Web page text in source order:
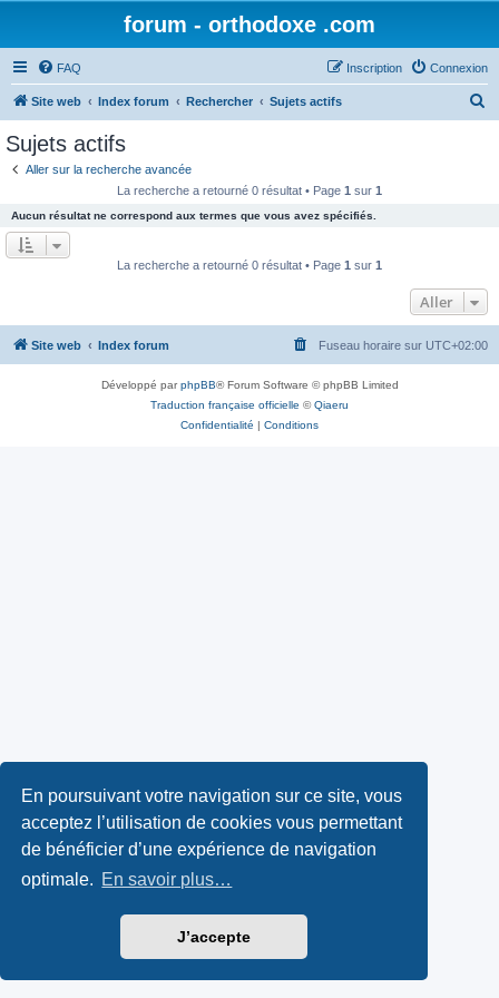
En poursuivant votre navigation sur ce site, vous
acceptez l’utilisation de cookies vous permettant
de bénéficier d’une expérience de navigation
optimale. En savoir plus…
J’accepte
forum - orthodoxe .com
FAQ Connexion
Inscription
Site web Index forum Rechercher Sujets actifs
e
r
Sujets actifs
Aller sur la recherche avancée
La recherche a retourné 0 résultat • Page 1 sur 1
Aucun résultat ne correspond aux termes que vous avez spécifiés.
La recherche a retourné 0 résultat • Page 1 sur 1
Aller
Site web Index forum Fuseau horaire sur UTC+02:00
Développé parphpBB® Forum Software © phpBB Limited
Traduction française officielle ©Qiaeru
Confidentialité | Conditions